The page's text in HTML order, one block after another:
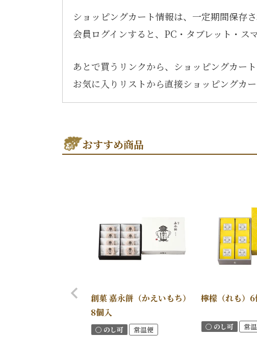
ショッピングカート情報は、一定期間保存さ
会員ログインすると、PC・タブレット・ス
あとで買うリンクから、ショッピングカー
お気に入りリストから直接ショッピングカ
おすすめ商品
創菓 嘉永餅（かえいもち）
8個入
〇 のし可 常温便
檸檬（れも）
〇 のし可 常